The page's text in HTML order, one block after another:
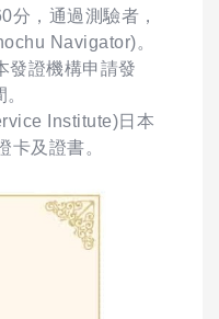
分，通過測驗者，
Navigator)。
發證機構申請發
Institute)日本
卡及證書。